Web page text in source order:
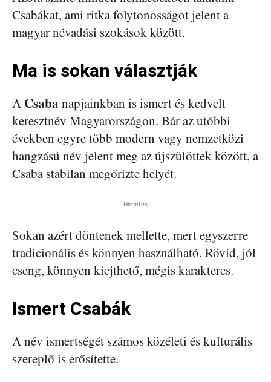
Csabákat, ami ritka folytonosságot jelent a
magyar névadási szokások között.
Ma is sokan választják
A Csaba napjainkban is ismert és kedvelt
keresztnév Magyarországon. Bár az utóbbi
években egyre több modern vagy nemzetközi
hangzású név jelent meg az újszülöttek között, a
Csaba stabilan megőrizte helyét.
Hirdetés
Sokan azért döntenek mellette, mert egyszerre
tradicionális és könnyen használható. Rövid, jól
cseng, könnyen kiejthető, mégis karakteres.
Ismert Csabák
A név ismertségét számos közéleti és kulturális
szereplő is erősítette.